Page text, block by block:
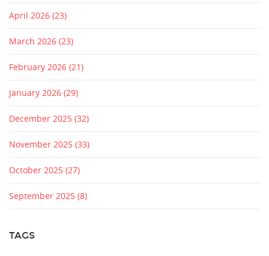
April 2026 (23)
March 2026 (23)
February 2026 (21)
January 2026 (29)
December 2025 (32)
November 2025 (33)
October 2025 (27)
September 2025 (8)
TAGS